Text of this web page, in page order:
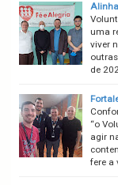
uma
viver
de
“o
agir
fere a